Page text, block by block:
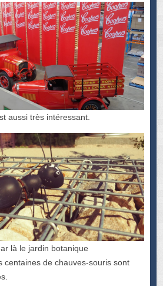
aussi très intéressant.
là le jardin botanique
centaines de chauves-souris sont